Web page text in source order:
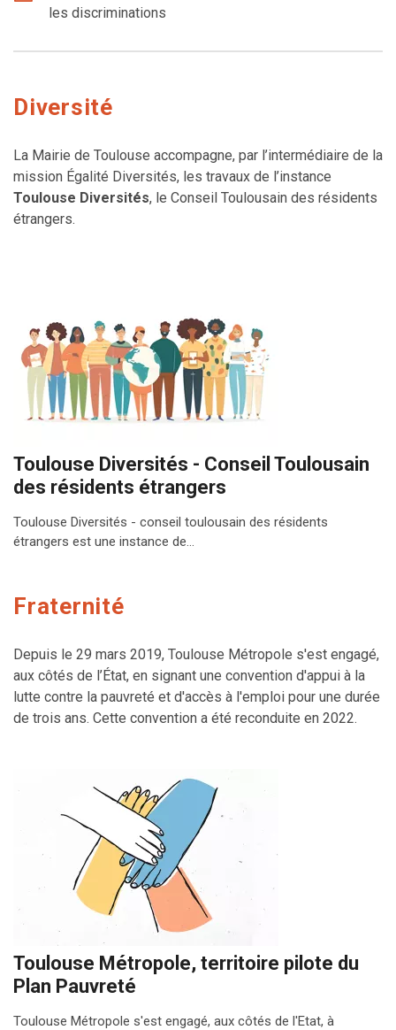
les discriminations
Diversité
La Mairie de Toulouse accompagne, par l’intermédiaire de la
mission Égalité Diversités, les travaux de l’instance
Toulouse Diversités, le Conseil Toulousain des résidents
étrangers.
Toulouse Diversités - Conseil Toulousain
des résidents étrangers
Toulouse Diversités - conseil toulousain des résidents
étrangers est une instance de…
Fraternité
Depuis le 29 mars 2019, Toulouse Métropole s'est engagé,
aux côtés de l’État, en signant une convention d'appui à la
lutte contre la pauvreté et d'accès à l'emploi pour une durée
de trois ans. Cette convention a été reconduite en 2022.
Toulouse Métropole, territoire pilote du
Plan Pauvreté
Toulouse Métropole s'est engagé, aux côtés de l'Etat, à